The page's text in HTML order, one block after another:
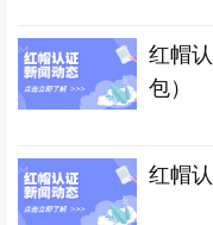
红帽
包）
红帽